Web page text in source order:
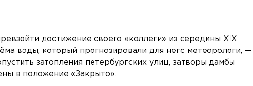
достижение своего «коллеги» из середины XIX
воды, который прогнозировали для него метеорологи, —
затопления петербургских улиц, затворы дамбы
в положение «Закрыто».